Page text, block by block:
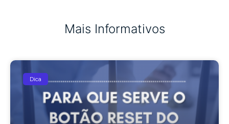
Mais Informativos
Dica